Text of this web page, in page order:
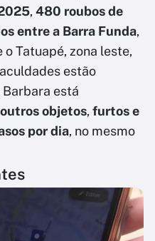
, 480 roubos de
entre a Barra Funda,
o Tatuapé, zona leste,
estão
está
objetos, furtos e
por dia, no mesmo